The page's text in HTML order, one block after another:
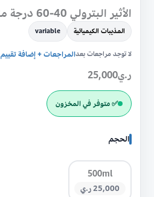
الأثير البترولي 40-60 درجة مئوية ، تسوق اونلاين
المذيبات الكيميائية variable
لا توجد مراجعات بعدالمراجعات + إضافة تقييم
ر.ي25,000
✅ متوفر في المخزون
الحجم
500ml
25,000 ر.ي